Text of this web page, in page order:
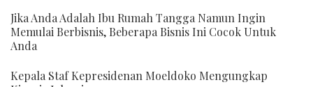
Jika Anda Adalah Ibu Rumah Tangga Namun Ingin
Memulai Berbisnis, Beberapa Bisnis Ini Cocok Untuk
Anda
Kepala Staf Kepresidenan Moeldoko Mengungkap